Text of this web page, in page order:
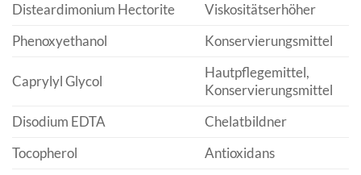
Disteardimonium Hectorite
Viskositätserhöher
Phenoxyethanol
Konservierungsmittel
Caprylyl Glycol
Hautpflegemittel,
Konservierungsmittel
Disodium EDTA
Chelatbildner
Tocopherol
Antioxidans